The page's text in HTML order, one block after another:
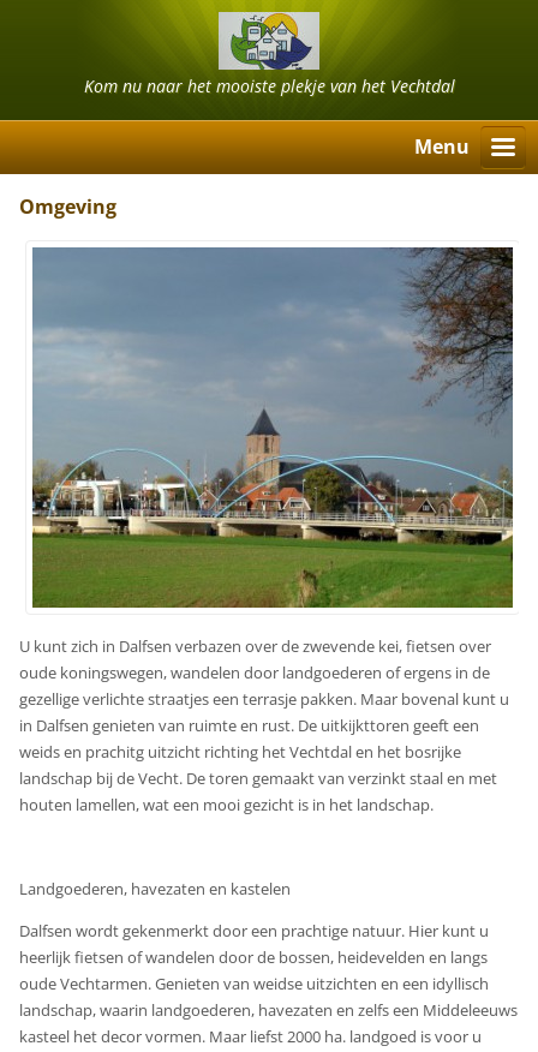
Kom nu naar het mooiste plekje van het Vechtdal
Menu
Omgeving
U kunt zich in Dalfsen verbazen over de zwevende kei, fietsen over
oude koningswegen, wandelen door landgoederen of ergens in de
gezellige verlichte straatjes een terrasje pakken. Maar bovenal kunt u
in Dalfsen genieten van ruimte en rust. De uitkijkttoren geeft een
weids en prachitg uitzicht richting het Vechtdal en het bosrijke
landschap bij de Vecht. De toren gemaakt van verzinkt staal en met
houten lamellen, wat een mooi gezicht is in het landschap.
Landgoederen, havezaten en kastelen
Dalfsen wordt gekenmerkt door een prachtige natuur. Hier kunt u
heerlijk fietsen of wandelen door de bossen, heidevelden en langs
oude Vechtarmen. Genieten van weidse uitzichten en een idyllisch
landschap, waarin landgoederen, havezaten en zelfs een Middeleeuws
kasteel het decor vormen. Maar liefst 2000 ha. landgoed is voor u